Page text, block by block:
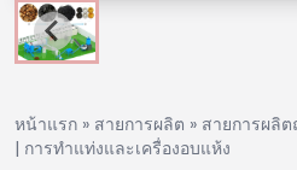
หน้าแรก » สายการผลิต » สายการผลิ
| การทำแท่งและเครื่องอบแห้ง